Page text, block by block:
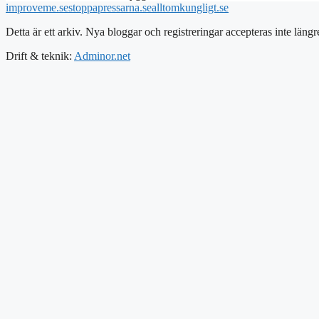
improveme.sestoppapressarna.sealltomkungligt.se
Detta är ett arkiv. Nya bloggar och registreringar accepteras inte
Drift & teknik: Adminor.net